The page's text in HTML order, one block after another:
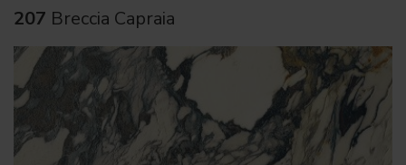
207 Breccia Capraia